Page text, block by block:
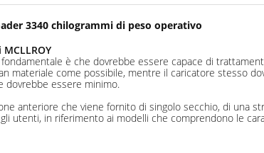
3340 chilogrammi di peso operativo
è che dovrebbe essere capace di
materiale come possibile, mentre il caricatore stesso
dovrebbe essere minimo.
anteriore che viene fornito di singolo secchio, di una
utenti, in riferimento ai modelli che comprendono le